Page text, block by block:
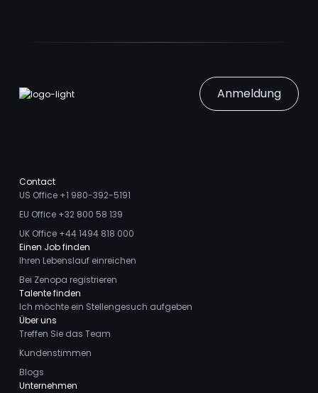
Anmeldung
Contact
US Office +1 980-392-5191
EU Office +32 800 58 139
UK Office +44 1494 818 000
Einen Job finden
Ihren Lebenslauf einreichen
Bei Zenopa registrieren
Talente finden
Ich möchte ein Stellengesuch aufgeben
Über uns
Treffen Sie das Team
Kundenstimmen
Blogs
Unternehmen